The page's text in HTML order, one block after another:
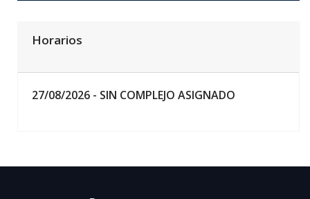
Horarios
27/08/2026 - SIN COMPLEJO ASIGNADO